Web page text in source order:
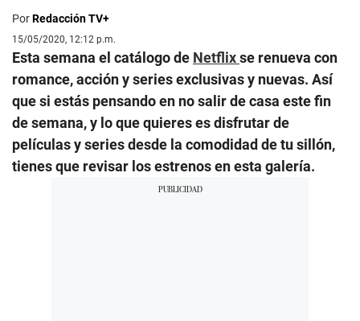
PorRedacción TV+
15/05/2020, 12:12 p.m.
Esta semana el catálogo de Netflixse renueva con
romance, acción y series exclusivas y nuevas. Así
que si estás pensando en no salir de casa este fin
de semana, y lo que quieres es disfrutar de
películas y series desde la comodidad de tu sillón,
tienes que revisar los estrenos en esta galería.